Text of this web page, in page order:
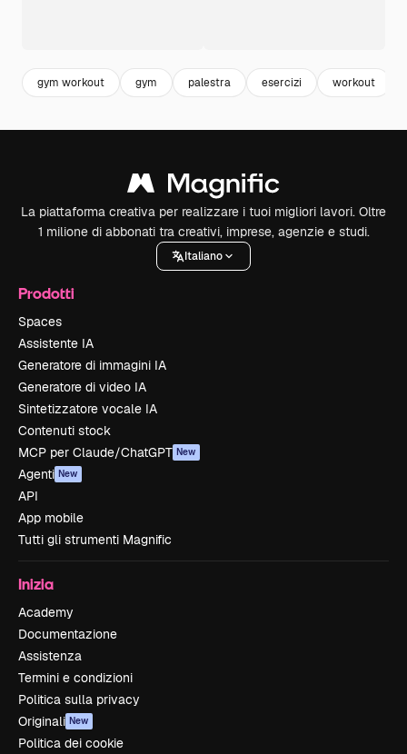
gym workout gym palestra esercizi workout
La piattaforma creativa per realizzare i tuoi migliori lavori. Oltre
1 milione di abbonati tra creativi, imprese, agenzie e studi.
Italiano
Prodotti
Spaces
Assistente IA
Generatore di immagini IA
Generatore di video IA
Sintetizzatore vocale IA
Contenuti stock
MCP per Claude/ChatGPT New
Agenti New
API
App mobile
Tutti gli strumenti Magnific
Inizia
Academy
Documentazione
Assistenza
Termini e condizioni
Politica sulla privacy
Originali New
Politica dei cookie